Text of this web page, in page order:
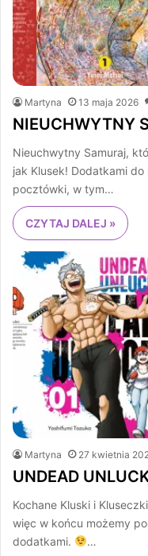
Martyna 13 maja 2026
NIEUCHWYTNY
Nieuchwytny Samuraj,
jak Klusek! Dodatkami
pocztówki, w tym…
CZYTAJ DALEJ »
Martyna 27 kwietnia
UNDEAD
Kochane Kluski i
więc w końcu możemy
dodatkami.
…